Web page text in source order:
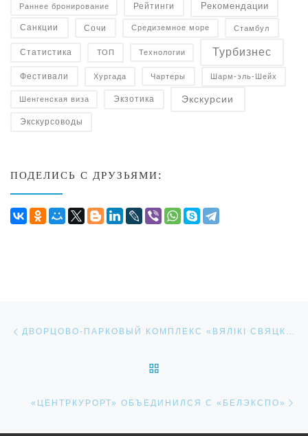
Раннее бронирование Рейтинги Рекомендации
Санкции Сочи Средиземное море Стамбул
Статистика ТОП Технологии Турбизнес
Фестивали Хургада Чартеры Шарм-эль-Шейх
Шенгенская виза Экзотика Экскурсии
Экскурсоводы
ПОДЕЛИСЬ С ДРУЗЬЯМИ:
ДВОРЦОВО-ПАРКОВЫЙ КОМПЛЕКС «ВЯЛІКІ СВЯЦК ВАЛОВІЧАЎ» — НОВАЯ ТУРИСТИЧЕСКАЯ ЖЕМЧУЖИНА БЕЛАРУСИ
«ЦЕНТРКУРОРТ» ОБЪЕДИНИЛСЯ С «БЕЛЭКСПО»